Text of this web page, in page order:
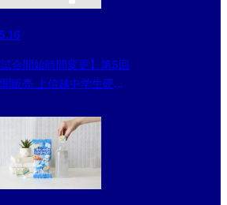
試合開始時間変更】第5回
販売 上信越中学生硬式